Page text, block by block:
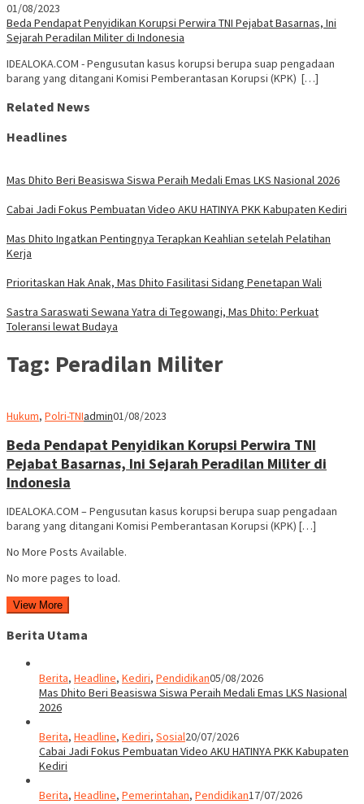
01/08/2023
Beda Pendapat Penyidikan Korupsi Perwira TNI Pejabat Basarnas, Ini
Sejarah Peradilan Militer di Indonesia
IDEALOKA.COM - Pengusutan kasus korupsi berupa suap pengadaan
barang yang ditangani Komisi Pemberantasan Korupsi (KPK) […]
Related News
Headlines
Mas Dhito Beri Beasiswa Siswa Peraih Medali Emas LKS Nasional 2026
Cabai Jadi Fokus Pembuatan Video AKU HATINYA PKK Kabupaten Kediri
Mas Dhito Ingatkan Pentingnya Terapkan Keahlian setelah Pelatihan
Kerja
Prioritaskan Hak Anak, Mas Dhito Fasilitasi Sidang Penetapan Wali
Sastra Saraswati Sewana Yatra di Tegowangi, Mas Dhito: Perkuat
Toleransi lewat Budaya
Tag: Peradilan Militer
Hukum, Polri-TNIadmin01/08/2023
Beda Pendapat Penyidikan Korupsi Perwira TNI
Pejabat Basarnas, Ini Sejarah Peradilan Militer di
Indonesia
IDEALOKA.COM – Pengusutan kasus korupsi berupa suap pengadaan
barang yang ditangani Komisi Pemberantasan Korupsi (KPK) […]
No More Posts Available.
No more pages to load.
View More
Berita Utama
Berita, Headline, Kediri, Pendidikan05/08/2026
Mas Dhito Beri Beasiswa Siswa Peraih Medali Emas LKS Nasional
2026
Berita, Headline, Kediri, Sosial20/07/2026
Cabai Jadi Fokus Pembuatan Video AKU HATINYA PKK Kabupaten
Kediri
Berita, Headline, Pemerintahan, Pendidikan17/07/2026